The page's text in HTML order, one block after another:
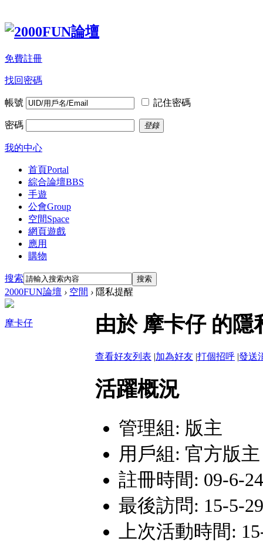
免費註冊
找回密碼
帳號 記住密碼
密碼 登錄
我的中心
首頁Portal
綜合論壇BBS
手遊
公會Group
空間Space
網頁遊戲
應用
購物
搜索 搜索
2000FUN論壇 › 空間 › 隱私提醒
摩卡仔 由於 摩卡仔 的
查看好友列表 |加為好友 |打個招呼 |發送
活躍概況
管理組: 版主
用戶組: 官方版主
註冊時間: 09-6-
最後訪問: 15-5-
上次活動時間: